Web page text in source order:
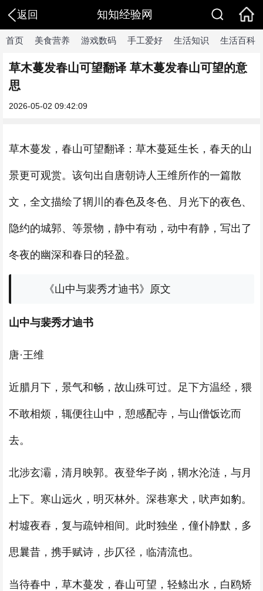
返回 知知经验网
首页 美食营养 游戏数码 手工爱好 生活知识 生活百科
草木蔓发春山可望翻译 草木蔓发春山可望的意
思
2026-05-02 09:42:09
草木蔓发，春山可望翻译：草木蔓延生长，春天的山
景更可观赏。该句出自唐朝诗人王维所作的一篇散
文，全文描绘了辋川的春色及冬色、月光下的夜色、
隐约的城郭、等景物，静中有动，动中有静，写出了
冬夜的幽深和春日的轻盈。
《山中与裴秀才迪书》原文
山中与裴秀才迪书
唐·王维
近腊月下，景气和畅，故山殊可过。足下方温经，猥
不敢相烦，辄便往山中，憩感配寺，与山僧饭讫而
去。
北涉玄灞，清月映郭。夜登华子岗，辋水沦涟，与月
上下。寒山远火，明灭林外。深巷寒犬，吠声如豹。
村墟夜舂，复与疏钟相间。此时独坐，僮仆静默，多
思曩昔，携手赋诗，步仄径，临清流也。
当待春中，草木蔓发，春山可望，轻鲦出水，白鸥矫